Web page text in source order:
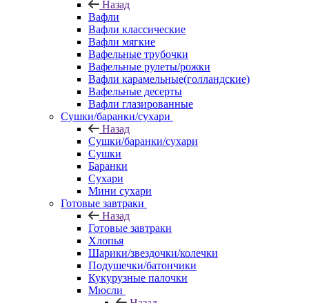
Назад
Вафли
Вафли классические
Вафли мягкие
Вафельные трубочки
Вафельные рулеты/рожки
Вафли карамельные(голландские)
Вафельные десерты
Вафли глазированные
Сушки/баранки/сухари
Назад
Сушки/баранки/сухари
Сушки
Баранки
Сухари
Мини сухари
Готовые завтраки
Назад
Готовые завтраки
Хлопья
Шарики/звездочки/колечки
Подушечки/батончики
Кукурузные палочки
Мюсли